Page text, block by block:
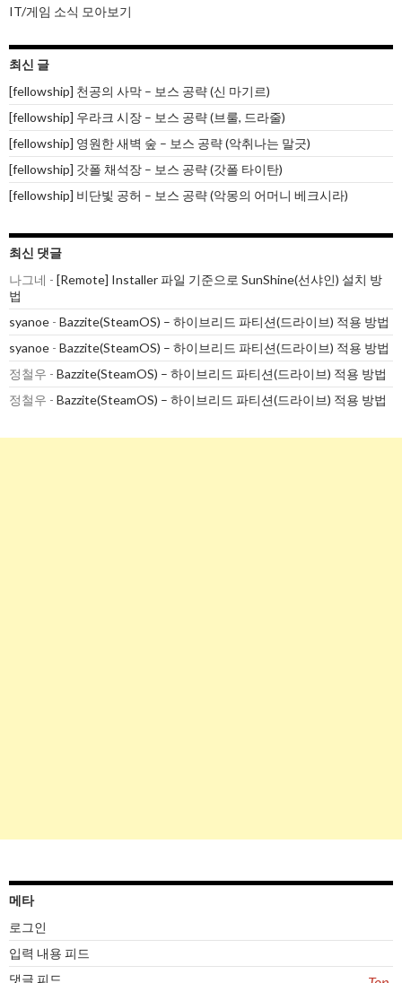
IT/게임 소식 모아보기
최신 글
[fellowship] 천공의 사막 – 보스 공략 (신 마기르)
[fellowship] 우라크 시장 – 보스 공략 (브룰, 드라줄)
[fellowship] 영원한 새벽 숲 – 보스 공략 (악취나는 말긋)
[fellowship] 갓폴 채석장 – 보스 공략 (갓폴 타이탄)
[fellowship] 비단빛 공허 – 보스 공략 (악몽의 어머니 베크시라)
최신 댓글
나그네 - [Remote] Installer 파일 기준으로 SunShine(선샤인) 설치 방
법
syanoe - Bazzite(SteamOS) – 하이브리드 파티션(드라이브) 적용 방법
syanoe - Bazzite(SteamOS) – 하이브리드 파티션(드라이브) 적용 방법
정철우 - Bazzite(SteamOS) – 하이브리드 파티션(드라이브) 적용 방법
정철우 - Bazzite(SteamOS) – 하이브리드 파티션(드라이브) 적용 방법
메타
로그인
입력 내용 피드
댓글 피드